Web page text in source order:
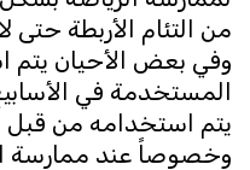
من التئام الأربطة حتى
وفي بعض الأحيان يتم
المستخدمة في
يتم استخدامه من قبل
وخصوصاً عند ممارسة